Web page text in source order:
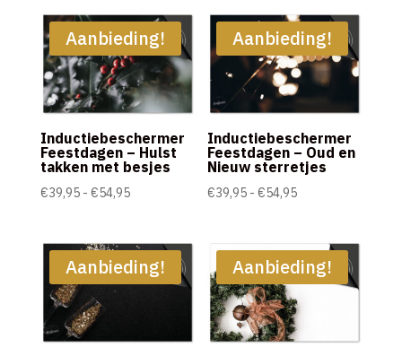
€54,95
€54,95
Aanbieding!
Inductiebeschermer
Feestdagen – Hulst
takken met besjes
€39,95 - €54,95Prijsklasse:
€54,95
Aanbieding!
Inductiebeschermer
Feestdagen – Oud en
Nieuw sterretjes
€39,95 - €54,95Prijsklasse:
€54,95
Aanbieding! Aanbieding!